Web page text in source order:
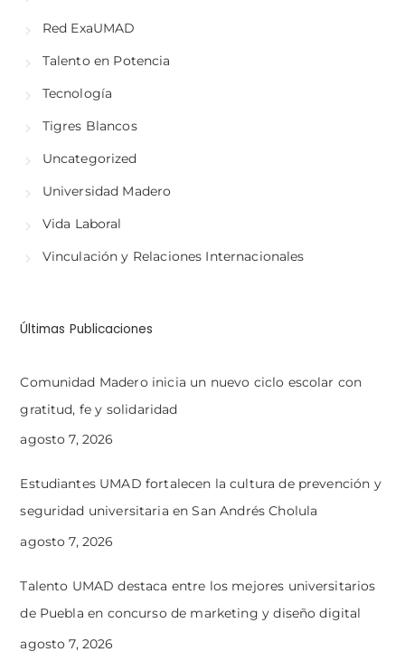
Red ExaUMAD
Talento en Potencia
Tecnología
Tigres Blancos
Uncategorized
Universidad Madero
Vida Laboral
Vinculación y Relaciones Internacionales
Últimas Publicaciones
Comunidad Madero inicia un nuevo ciclo escolar con
gratitud, fe y solidaridad
agosto 7, 2026
Estudiantes UMAD fortalecen la cultura de prevención y
seguridad universitaria en San Andrés Cholula
agosto 7, 2026
Talento UMAD destaca entre los mejores universitarios
de Puebla en concurso de marketing y diseño digital
agosto 7, 2026